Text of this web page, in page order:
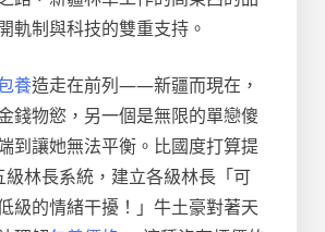
軌制與科技的雙重支持。
養造走在前列——新疆而現在，
錢物慾，另一個是無限的單戀傻
到讓她無法平衡。比國度打算提
林長系統，建立各級林長「可
級的情緒干擾！」牛土豪對著天